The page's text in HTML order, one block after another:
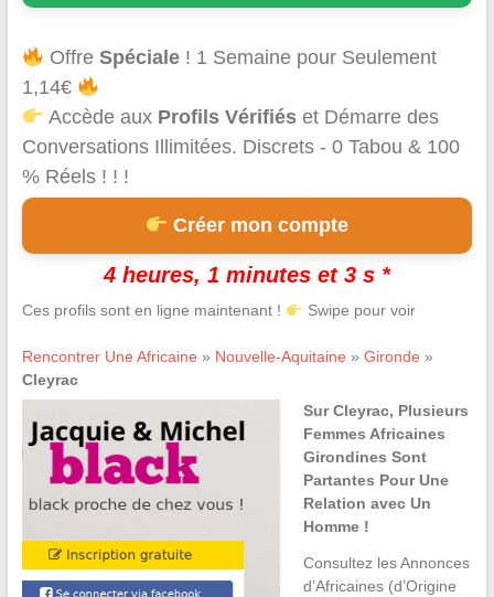
OffreSpéciale ! 1 Semaine pour Seulement
1,14€
Accède aux Profils Vérifiés et Démarre des
Conversations Illimitées. Discrets - 0 Tabou & 100
% Réels ! ! !
Créer mon compte
4 heures, 1 minutes et 3 s *
Ces profils sont en ligne maintenant ! Swipe pour voir
Rencontrer Une Africaine » Nouvelle-Aquitaine » Gironde »
Cleyrac
Sur Cleyrac, Plusieurs
Femmes Africaines
Girondines Sont
Partantes Pour Une
Relation avec Un
Homme !
Consultez les Annonces
d’Africaines (d’Origine